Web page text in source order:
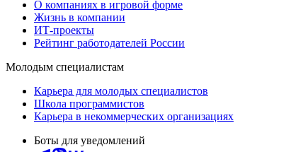
О компаниях в игровой форме
Жизнь в компании
ИТ-проекты
Рейтинг работодателей России
Молодым специалистам
Карьера для молодых специалистов
Школа программистов
Карьера в некоммерческих организациях
Боты для уведомлений